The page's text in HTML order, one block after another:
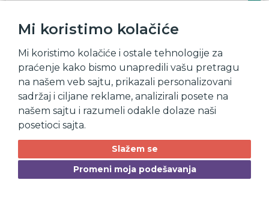
Mi koristimo kolačiće
Mi koristimo kolačiće i ostale tehnologije za
praćenje kako bismo unapredili vašu pretragu
na našem veb sajtu, prikazali personalizovani
sadržaj i ciljane reklame, analizirali posete na
našem sajtu i razumeli odakle dolaze naši
posetioci sajta.
Slažem se
Promeni moja podešavanja